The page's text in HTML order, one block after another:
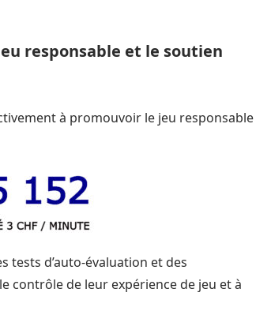
responsable et le soutien
à promouvoir le jeu responsable
tests d’auto-évaluation et des
contrôle de leur expérience de jeu et à